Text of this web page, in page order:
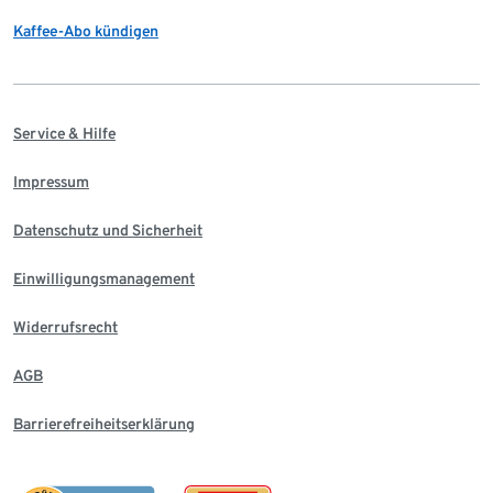
Kaffee-Abo kündigen
Service & Hilfe
Impressum
Datenschutz und Sicherheit
Einwilligungsmanagement
Widerrufsrecht
AGB
Barrierefreiheitserklärung